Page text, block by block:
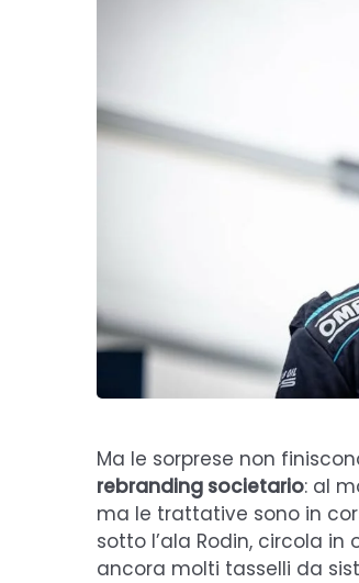
Ma le sorprese non
rebranding societario: al
ma le trattative sono in
sotto l’ala Rodin, circola in
ancora molti tasselli da